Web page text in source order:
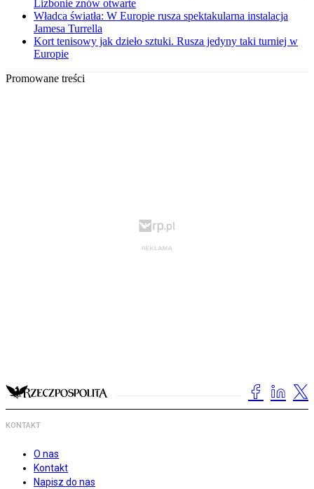
Lizbonie znów otwarte
Władca światła: W Europie rusza spektakularna instalacja
Jamesa Turrella
Kort tenisowy jak dzieło sztuki. Rusza jedyny taki turniej w
Europie
Promowane treści
KONTAKT
O nas
Kontakt
Napisz do nas